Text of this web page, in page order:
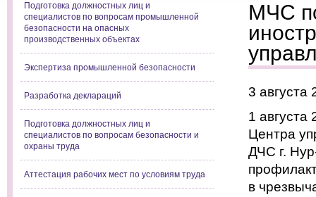
Подготовка должностных лиц и
специалистов по вопросам промышленной
безопасности на опасных
производственных объектах
Экспертиза промышленной безопасности
Разработка деклараций
Подготовка должностных лиц и
специалистов по вопросам безопасности и
охраны труда
Аттестация рабочих мест по условиям труда
МЧС
3 августа
1 августа
Центра
ДЧС г.
в